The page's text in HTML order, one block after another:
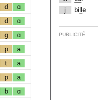
d ɑ
d ɑ
g ɑ
p a
t a
p a
b ɑ
j
bi e
PUBLICITÉ